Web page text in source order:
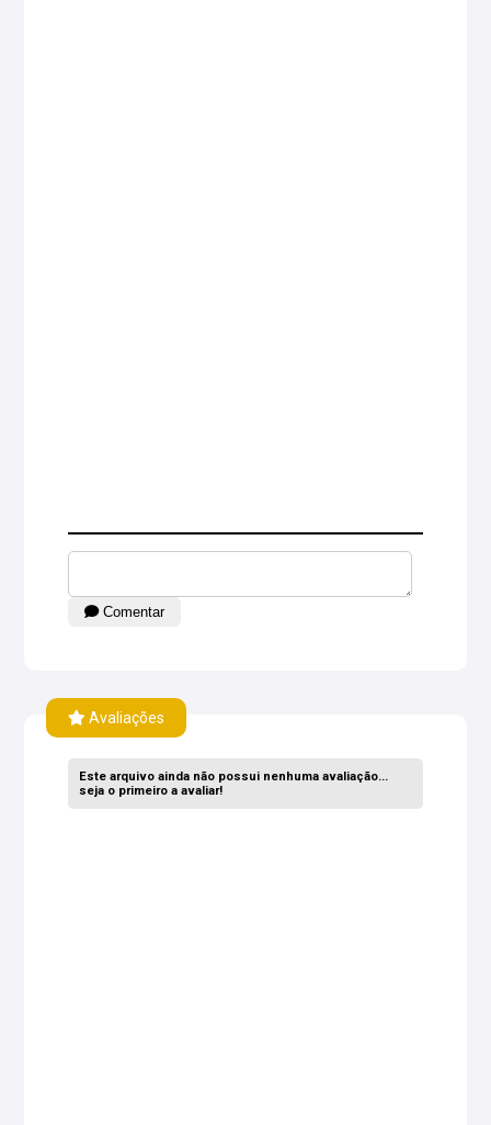
Comentar
Avaliações
Este arquivo ainda não possui nenhuma avaliação...
seja o primeiro a avaliar!